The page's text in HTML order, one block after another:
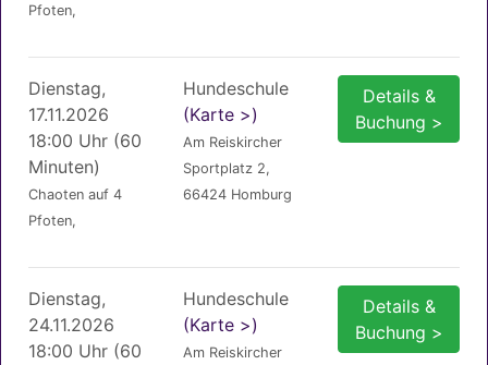
Pfoten,
Dienstag,
17.11.2026
18:00 Uhr (60
Minuten)
Chaoten auf 4
Pfoten,
Hundeschule
(Karte >)
Am Reiskircher
Sportplatz 2,
66424 Homburg
Details &
Buchung >
Dienstag,
24.11.2026
18:00 Uhr (60
Hundeschule
(Karte >)
Am Reiskircher
Details &
Buchung >